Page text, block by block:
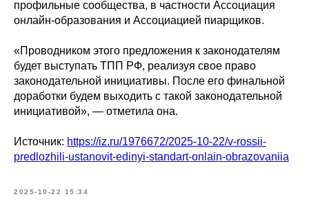
профильные сообщества, в частности Ассоциация
онлайн-образования и Ассоциацией пиарщиков.
«Проводником этого предложения к законодателям
будет выступать ТПП РФ, реализуя свое право
законодательной инициативы. После его финальной
доработки будем выходить с такой законодательной
инициативой», — отметила она.
Источник: https://iz.ru/1976672/2025-10-22/v-rossii-
predlozhili-ustanovit-edinyi-standart-onlain-obrazovaniia
2025-10-22 15:34